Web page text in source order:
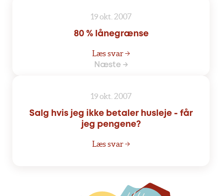
19 okt. 2007
80 % lånegrænse
Læs svar →
Næste →
19 okt. 2007
Salg hvis jeg ikke betaler husleje - får
jeg pengene?
Læs svar →